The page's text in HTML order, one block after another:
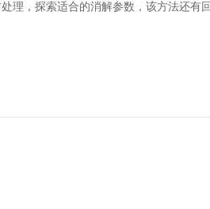
理，探索适合的消解参数，该方法还有